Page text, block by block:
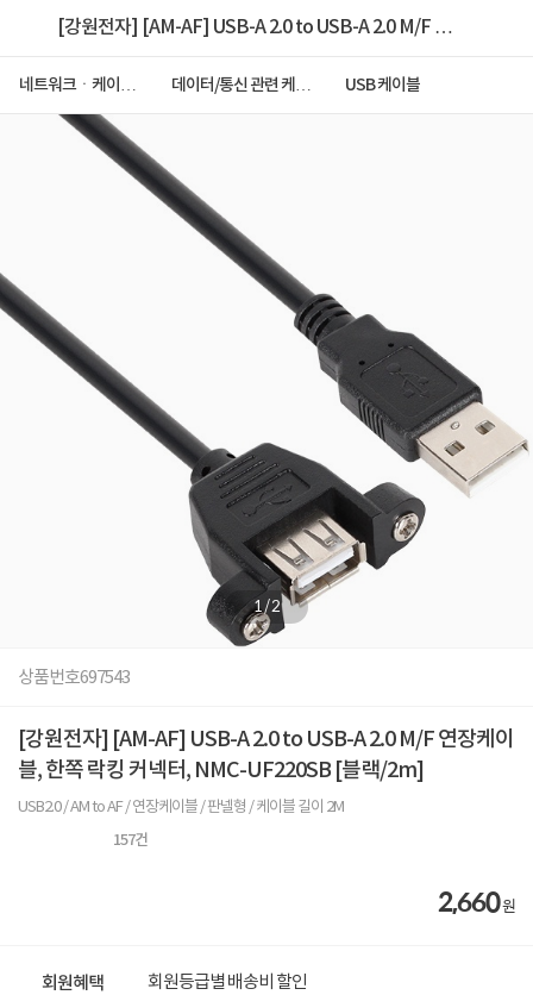
[강원전자] [AM-AF] USB-A 2.0 to USB-A 2.0 M/F 연
랙/2m]
네트워크ㆍ케이블
데이터/통신 관련 케이
USB 케이블
1/2
상품번호697543
[강원전자] [AM-AF] USB-A 2.0 to USB-A 2.0 M/F 연장케이
블, 한쪽 락킹 커넥터, NMC-UF220SB [블랙/2m]
USB2.0 / AM to AF / 연장케이블 / 판넬형 / 케이블 길이 2M
157건
2,660원
회원혜택 회원등급별 배송비 할인